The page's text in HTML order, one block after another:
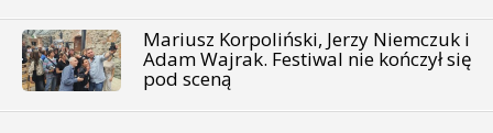
Mariusz Korpoliński, Jerzy Niemczuk i
Adam Wajrak. Festiwal nie kończył się
pod sceną